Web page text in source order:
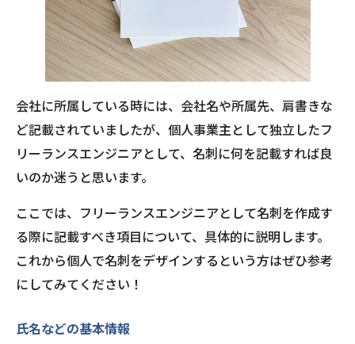
会社に所属している時には、会社名や所属先、肩書きな
ど記載されていましたが、個人事業主として独立したフ
リーランスエンジニアとして、名刺に何を記載すれば良
いのか迷うと思います。
ここでは、フリーランスエンジニアとして名刺を作成す
る際に記載すべき項目について、具体的に説明します。
これから個人で名刺をデザインするという方はぜひ参考
にしてみてください！
氏名などの基本情報